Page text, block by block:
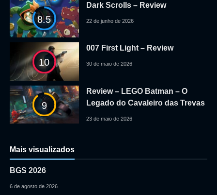
8.5
Dark Scrolls – Review
22 de junho de 2026
10
007 First Light – Review
30 de maio de 2026
9
Review – LEGO Batman – O
Legado do Cavaleiro das Trevas
23 de maio de 2026
Mais visualizados
BGS 2026
6 de agosto de 2026